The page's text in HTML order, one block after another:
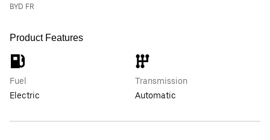
BYD FR
Product Features
Fuel
Electric
Transmission
Automatic